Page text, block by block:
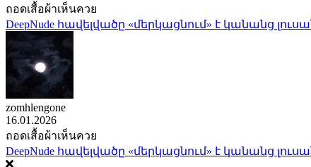
ถอดเสื้อผ้าเห็นควย
DeepNude հավելվածը «մերկացնում» է կանանց
zomhlengone
16.01.2026
ถอดเสื้อผ้าเห็นควย
DeepNude հավելվածը «մերկացնում» է կանանց